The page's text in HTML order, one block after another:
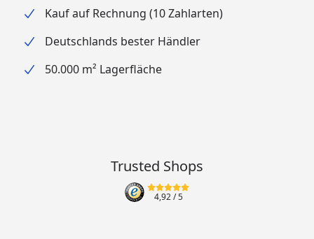
Kauf auf Rechnung (10 Zahlarten)
Deutschlands bester Händler
50.000 m² Lagerfläche
Trusted Shops
4,92/ 5